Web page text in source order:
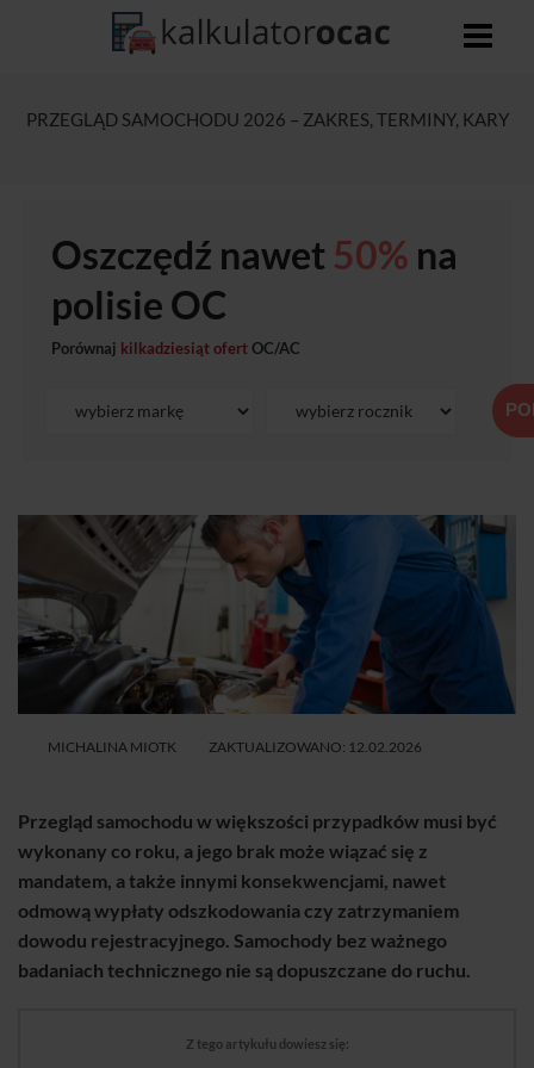
PRZEGLĄD SAMOCHODU 2026 – ZAKRES, TERMINY, KARY
Oszczędź nawet 50% na
polisie OC
Porównaj kilkadziesiąt ofertOC/AC
MICHALINA MIOTK ZAKTUALIZOWANO: 12.02.2026
Przegląd samochodu w większości przypadków musi być
wykonany co roku, a jego brak może wiązać się z
mandatem, a także innymi konsekwencjami, nawet
odmową wypłaty odszkodowania czy zatrzymaniem
dowodu rejestracyjnego. Samochody bez ważnego
badaniach technicznego nie są dopuszczane do ruchu.
Z tego artykułu dowiesz się: